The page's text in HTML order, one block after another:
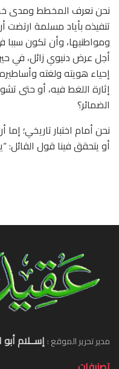
نحن نعرف المخطط ومدى
تنفيذه بأياد مسلمة ارتضت
ومواطنيها، وأن تكون
أجل عرض دنيوي زائل، في
إحياء هويته ولغته
إثارة اللغط فيه، أو حتى
الضمائر؟
نحن أمام اختبار تاريخي؛
أو يتحقق فينا قول
مدير تحرير الموقع :إســلام